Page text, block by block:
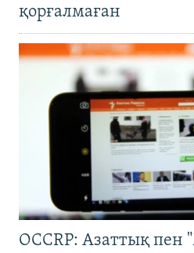
қорғалмаған
OCCRP: Азаттық пен